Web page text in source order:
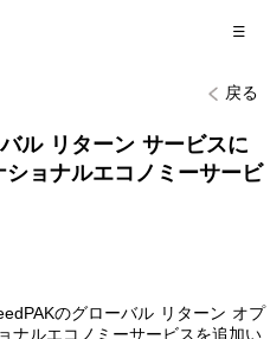
戻る
ル リターン サービスに
ョナルエコノミーサービ
のグローバル リターン オプ
ナルエコノミーサービスを追加い